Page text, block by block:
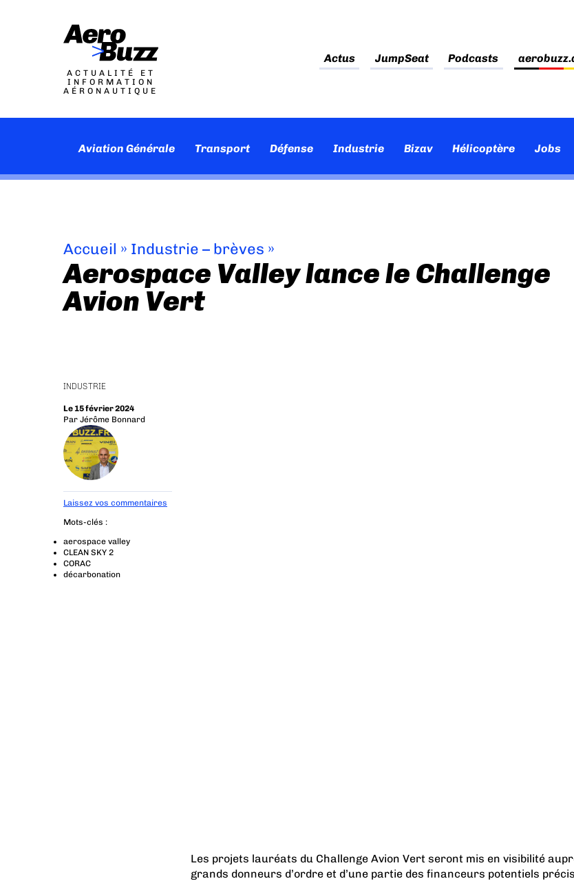
ACTUALITÉ ET
INFORMATION
AÉRONAUTIQUE
Actus JumpSeat Podcasts
Aviation Générale Transport Défense Industrie Bizav Hélicoptère Jobs
Accueil » Industrie – brèves »
Aerospace Valley lance le Challenge
Avion Vert
INDUSTRIE
Le 15 février 2024
Par Jérôme Bonnard
Laissez vos commentaires
Mots-clés :
aerospace valley
CLEAN SKY 2
CORAC
décarbonation
Les projets lauréats du Challenge Avion Vert seront mis en visibilité
grands donneurs d’ordre et d’une partie des financeurs potentiels